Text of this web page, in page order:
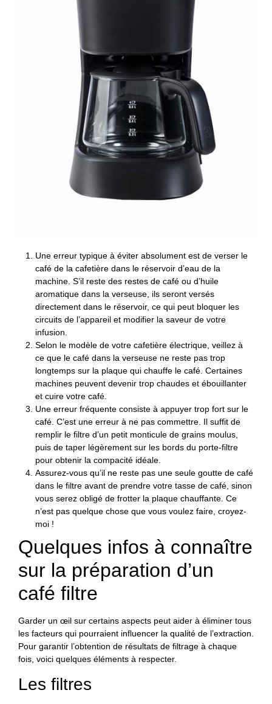
Une erreur typique à éviter absolument est de verser le
café de la cafetière dans le réservoir d’eau de la
machine. S’il reste des restes de café ou d’huile
aromatique dans la verseuse, ils seront versés
directement dans le réservoir, ce qui peut bloquer les
circuits de l’appareil et modifier la saveur de votre
infusion.
Selon le modèle de votre cafetière électrique, veillez à
ce que le café dans la verseuse ne reste pas trop
longtemps sur la plaque qui chauffe le café. Certaines
machines peuvent devenir trop chaudes et ébouillanter
et cuire votre café.
Une erreur fréquente consiste à appuyer trop fort sur le
café. C’est une erreur à ne pas commettre. Il suffit de
remplir le filtre d’un petit monticule de grains moulus,
puis de taper légèrement sur les bords du porte-filtre
pour obtenir la compacité idéale.
Assurez-vous qu’il ne reste pas une seule goutte de café
dans le filtre avant de prendre votre tasse de café, sinon
vous serez obligé de frotter la plaque chauffante. Ce
n’est pas quelque chose que vous voulez faire, croyez-
moi !
Quelques infos à connaître
sur la préparation d’un
café filtre
Garder un œil sur certains aspects peut aider à éliminer tous
les facteurs qui pourraient influencer la qualité de l’extraction.
Pour garantir l’obtention de résultats de filtrage à chaque
fois, voici quelques éléments à respecter.
Les filtres